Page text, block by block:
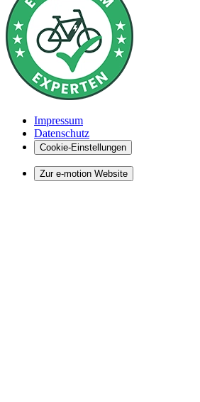
Impressum
Datenschutz
Cookie-Einstellungen
Zur e-motion Website